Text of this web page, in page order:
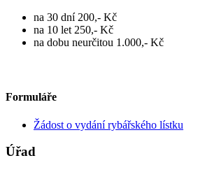
na 30 dní 200,- Kč
na 10 let 250,- Kč
na dobu neurčitou 1.000,- Kč
Formuláře
Žádost o vydání rybářského lístku
Úřad